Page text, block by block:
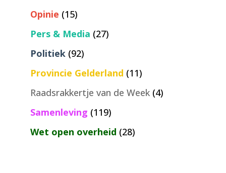
Opinie (15)
Pers & Media (27)
Politiek(92)
Provincie Gelderland (11)
Raadsrakkertje van de Week(4)
Samenleving (119)
Wet open overheid (28)